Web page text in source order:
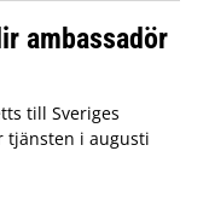
ambassadör
till Sveriges
tjänsten i augusti